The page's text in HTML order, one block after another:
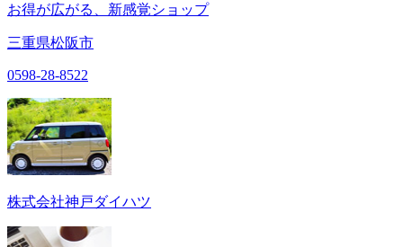
お得が広がる、新感覚ショップ
三重県松阪市
0598-28-8522
株式会社神戸ダイハツ